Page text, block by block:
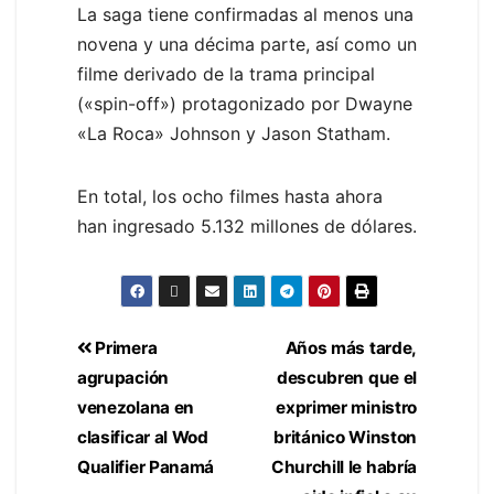
La saga tiene confirmadas al menos una
novena y una décima parte, así como un
filme derivado de la trama principal
(«spin-off») protagonizado por Dwayne
«La Roca» Johnson y Jason Statham.
En total, los ocho filmes hasta ahora
han ingresado 5.132 millones de dólares.
Años más tarde,
descubren que el
exprimer ministro
británico Winston
Churchill le habría
Primera
agrupación
venezolana en
clasificar al Wod
Qualifier Panamá